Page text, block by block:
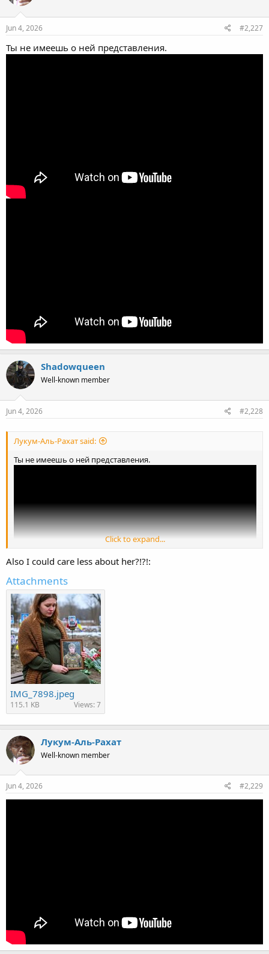
Jun 4, 2026 #2,227
Ты не имеешь о ней представления.
Shadowqueen
Well-known member
Jun 4, 2026 #2,228
Лукум-Аль-Рахат said:
Ты не имеешь о ней представления.
Click to expand...
Also I could care less about her?!?!:
Attachments
IMG_7898.jpeg
115.1 KB Views: 7
Лукум-Аль-Рахат
Well-known member
Jun 4, 2026 #2,229